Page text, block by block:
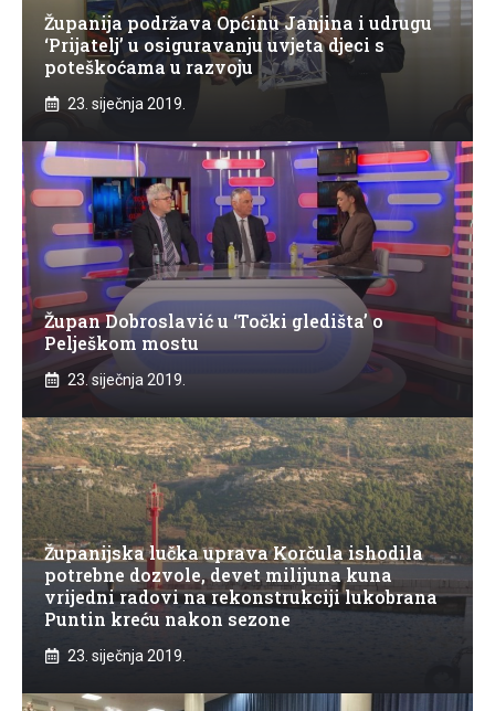
Županija podržava Općinu Janjina i udrugu
‘Prijatelj’ u osiguravanju uvjeta djeci s
poteškoćama u razvoju
23. siječnja 2019.
Župan Dobroslavić u ‘Točki gledišta’ o
Pelješkom mostu
23. siječnja 2019.
Županijska lučka uprava Korčula ishodila
potrebne dozvole, devet milijuna kuna
vrijedni radovi na rekonstrukciji lukobrana
Puntin kreću nakon sezone
23. siječnja 2019.